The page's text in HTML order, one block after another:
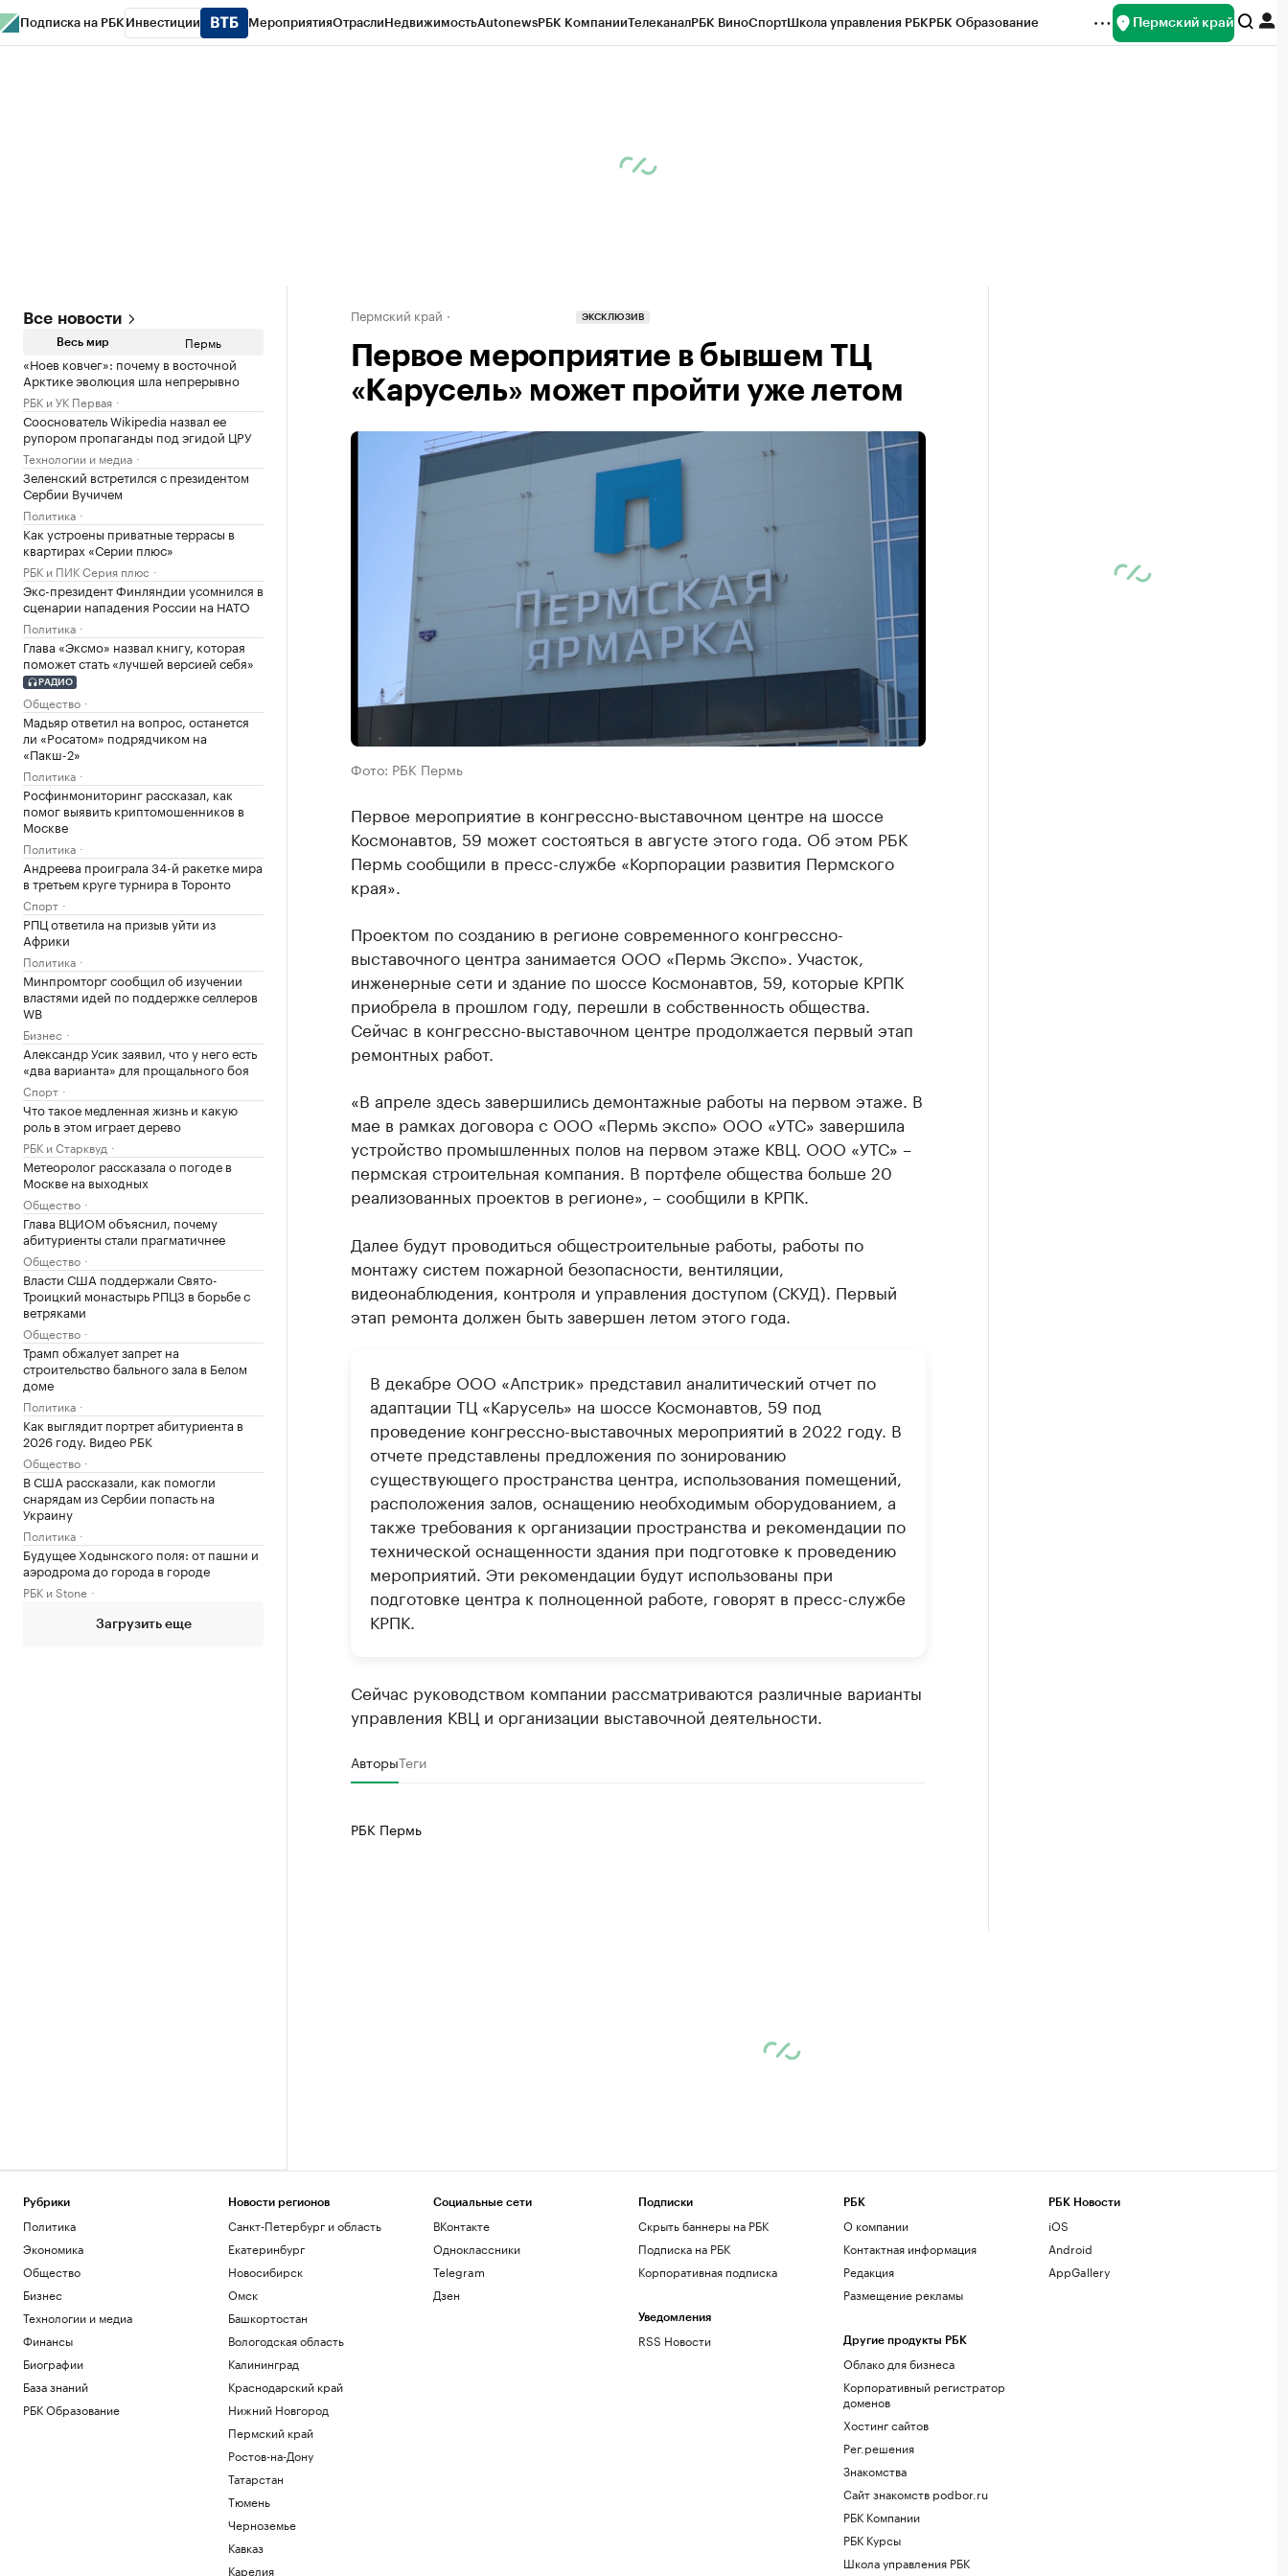
Подписка на РБК Инвестиции МероприятияОтраслиНедвижимостьAutonewsРБК КомпанииТелеканалРБК ВиноСпортШкола управления РБКРБК Образование Пермский край
Все новости
Весь мир Пермь
«Ноев ковчег»: почему в восточной
Арктике эволюция шла непрерывно
РБК и УК Первая
Сооснователь Wikipedia назвал ее
рупором пропаганды под эгидой ЦРУ
Технологии и медиа
Зеленский встретился с президентом
Сербии Вучичем
Политика
Как устроены приватные террасы в
квартирах «Серии плюс»
РБК и ПИК Серия плюс
Экс-президент Финляндии усомнился в
сценарии нападения России на НАТО
Политика
Глава «Эксмо» назвал книгу, которая
поможет стать «лучшей версией себя»
РАДИО
Общество
Мадьяр ответил на вопрос, останется
ли «Росатом» подрядчиком на
«Пакш-2»
Политика
Росфинмониторинг рассказал, как
помог выявить криптомошенников в
Москве
Политика
Андреева проиграла 34-й ракетке мира
в третьем круге турнира в Торонто
Спорт
РПЦ ответила на призыв уйти из
Африки
Политика
Минпромторг сообщил об изучении
властями идей по поддержке селлеров
WB
Бизнес
Александр Усик заявил, что у него есть
«два варианта» для прощального боя
Спорт
Что такое медленная жизнь и какую
роль в этом играет дерево
РБК и Старквуд
Метеоролог рассказала о погоде в
Москве на выходных
Общество
Глава ВЦИОМ объяснил, почему
абитуриенты стали прагматичнее
Общество
Власти США поддержали Свято-
Троицкий монастырь РПЦЗ в борьбе с
ветряками
Общество
Трамп обжалует запрет на
строительство бального зала в Белом
доме
Политика
Как выглядит портрет абитуриента в
2026 году. Видео РБК
Общество
В США рассказали, как помогли
снарядам из Сербии попасть на
Украину
Политика
Будущее Ходынского поля: от пашни и
аэродрома до города в городе
РБК и Stone
Загрузить еще
Пермский край ЭКСКЛЮЗИВ
Первое мероприятие в бывшем ТЦ
«Карусель» может пройти уже летом
Фото: РБК Пермь
Первое мероприятие в конгрессно-выставочном центре на шоссе
Космонавтов, 59 может состояться в августе этого года. Об этом РБК
Пермь сообщили в пресс-службе «Корпорации развития Пермского
края».
Проектом по созданию в регионе современного конгрессно-
выставочного центра занимается ООО «Пермь Экспо». Участок,
инженерные сети и здание по шоссе Космонавтов, 59, которые КРПК
приобрела в прошлом году, перешли в собственность общества.
Сейчас в конгрессно-выставочном центре продолжается первый этап
ремонтных работ.
«В апреле здесь завершились демонтажные работы на первом этаже. В
мае в рамках договора с ООО «Пермь экспо» ООО «УТС» завершила
устройство промышленных полов на первом этаже КВЦ. ООО «УТС» –
пермская строительная компания. В портфеле общества больше 20
реализованных проектов в регионе», – сообщили в КРПК.
Далее будут проводиться общестроительные работы, работы по
монтажу систем пожарной безопасности, вентиляции,
видеонаблюдения, контроля и управления доступом (СКУД). Первый
этап ремонта должен быть завершен летом этого года.
В декабре ООО «Апстрик» представил аналитический отчет по
адаптации ТЦ «Карусель» на шоссе Космонавтов, 59 под
проведение конгрессно-выставочных мероприятий в 2022 году. В
отчете представлены предложения по зонированию
существующего пространства центра, использования помещений,
расположения залов, оснащению необходимым оборудованием, а
также требования к организации пространства и рекомендации по
технической оснащенности здания при подготовке к проведению
мероприятий. Эти рекомендации будут использованы при
подготовке центра к полноценной работе, говорят в пресс-службе
КРПК.
Сейчас руководством компании рассматриваются различные варианты
управления КВЦ и организации выставочной деятельности.
АвторыТеги
РБК Пермь
Рубрики
Политика
Экономика
Общество
Бизнес
Технологии и медиа
Финансы
Биографии
База знаний
РБК Образование
Новости регионов
Санкт-Петербург и область
Екатеринбург
Новосибирск
Омск
Башкортостан
Вологодская область
Калининград
Краснодарский край
Нижний Новгород
Пермский край
Ростов-на-Дону
Татарстан
Тюмень
Черноземье
Кавказ
Карелия
Социальные сети
ВКонтакте
Одноклассники
Telegram
Дзен
Подписки
Скрыть баннеры на РБК
Подписка на РБК
Корпоративная подписка
Уведомления
RSS Новости
РБК
О компании
Контактная информация
Редакция
Размещение рекламы
Другие продукты РБК
Облако для бизнеса
Корпоративный регистратор
доменов
Хостинг сайтов
Рег.решения
Знакомства
Сайт знакомств podbor.ru
РБК Компании
РБК Курсы
Школа управления РБК
РБК Новости
iOS
Android
AppGallery